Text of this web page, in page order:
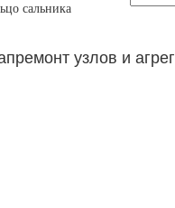
сальника
узлов и